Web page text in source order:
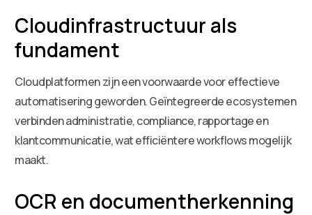
Cloudinfrastructuur als
fundament
Cloudplatformen zijn een voorwaarde voor effectieve
automatisering geworden. Geïntegreerde ecosystemen
verbinden administratie, compliance, rapportage en
klantcommunicatie, wat efficiëntere workflows mogelijk
maakt.
OCR en documentherkenning